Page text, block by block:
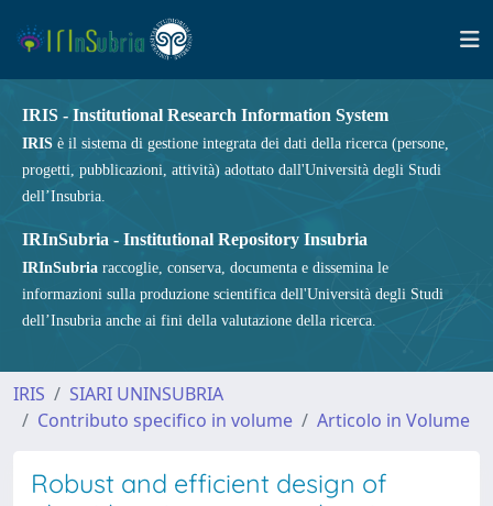
IRIS - Institutional Research Information System
IRIS è il sistema di gestione integrata dei dati della ricerca (persone,
progetti, pubblicazioni, attività) adottato dall'Università degli Studi
dell’Insubria.
IRInSubria - Institutional Repository Insubria
IRInSubria raccoglie, conserva, documenta e dissemina le
informazioni sulla produzione scientifica dell'Università degli Studi
dell’Insubria anche ai fini della valutazione della ricerca.
IRIS
SIARI UNINSUBRIA
Contributo specifico in volume
Articolo in Volume
Robust and efficient design of